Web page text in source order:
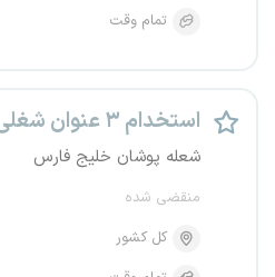
تمام وقت
استخدام ۳ عنوان شغلی
شعله پوشان خلیج فارس
منقضی شده
کل کشور